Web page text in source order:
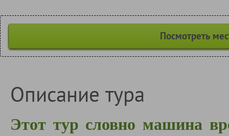
Посмотреть
Описание тура
Этот тур словно машина